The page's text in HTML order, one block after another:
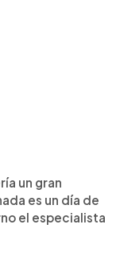
un gran
es un día de
el especialista